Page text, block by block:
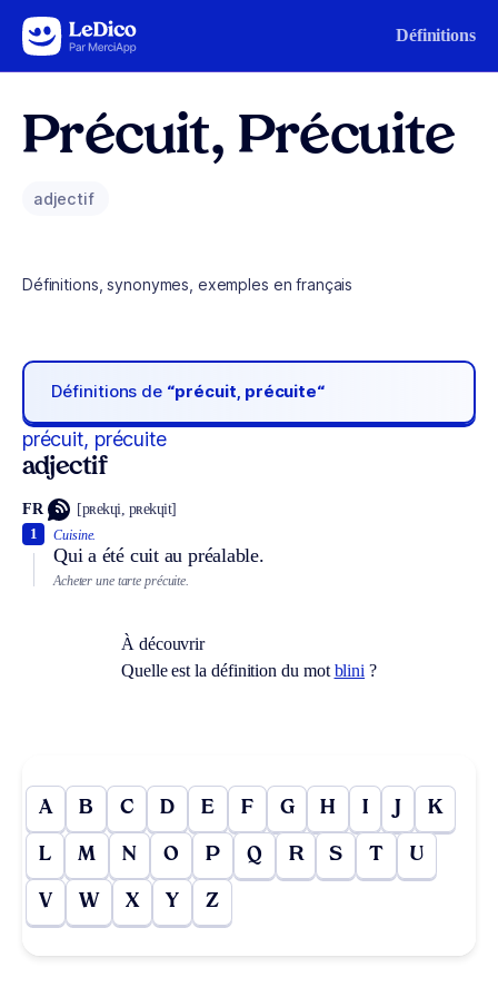
Aller au contenu Définitions
Précuit, Précuite
adjectif
Définitions, synonymes, exemples en français
Définitions de “précuit, précuite“
précuit, précuite
adjectif
FR [pʀekɥi, pʀekɥit]
Cuisine.
Qui a été cuit au préalable.
1
Acheter une tarte précuite.
À découvrir
Quelle est la définition du mot blini ?
A B C D E F G H I J K
L M N O P Q R S T U
V W X Y Z